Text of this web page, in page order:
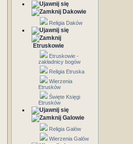
Dakowie
Religia Daków
Etruskowie
Etruskowie -
zakładnicy bogów
Religia Etruska
Wierzenia
Etrusków
Święte Księgi
Etrusków
Galowie
Religia Galów
Wierzenia Galów